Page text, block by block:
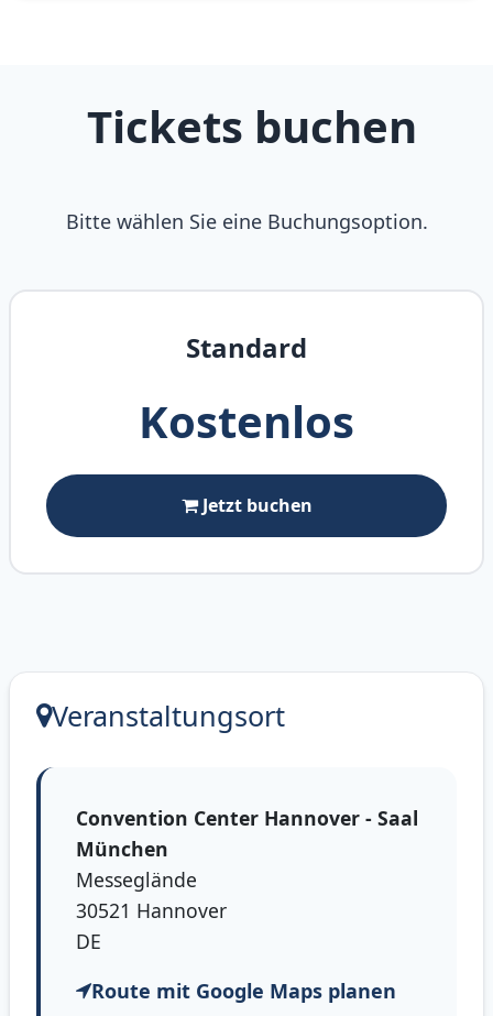
Tickets buchen
Bitte wählen Sie eine Buchungsoption.
Standard
Kostenlos
Jetzt buchen
Veranstaltungsort
Convention Center Hannover - Saal
München
Messeglände
30521 Hannover
DE
Route mit Google Maps planen